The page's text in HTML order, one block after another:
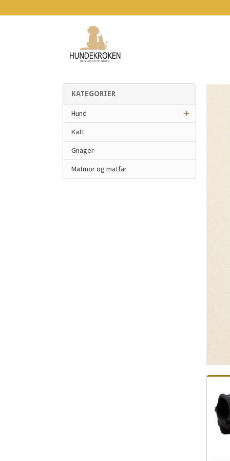
til
KATEGORIER
Hund
Katt
Gnager
Matmor og matfar